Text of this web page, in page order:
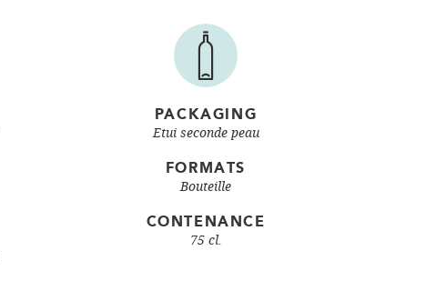
PACKAGING
Etui seconde peau
FORMATS
Bouteille
CONTENANCE
75 cl.